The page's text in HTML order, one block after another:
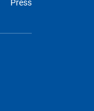
Press